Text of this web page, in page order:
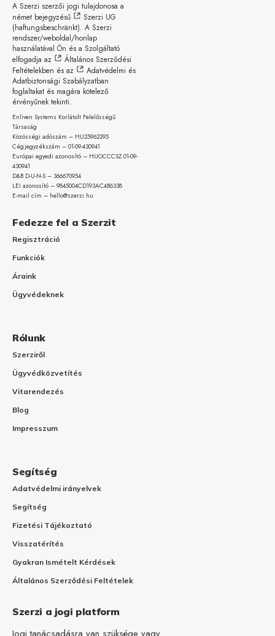
A Szerzi szerzői jogi tulajdonosa a
német bejegyzésű
Szerzi UG
(haftungsbeschränkt). A Szerzi
rendszer/weboldal/honlap
használatával Ön és a Szolgáltató
elfogadja az
Általános Szerződési
Feltételekben és az
Adatvédelmi és
Adatbiztonsági Szabályzatban
foglaltakat és magára kötelező
érvényűnek tekinti.
Enliven Systems Korlátolt Felelősségű
Társaság
Közösségi adószám – HU25962295
Cégjegyzékszám – 01-09-430941
Európai egyedi azonosító – HUOCCCSZ.01-09-
430941
D&B D-U-N-S – 366670954
LEI azonosító – 9845004CD193AC4B6338
E-mail cím – hello@szerzi.hu
Fedezze fel a Szerzit
Regisztráció
Funkciók
Áraink
Ügyvédeknek
Rólunk
Szerziről
Ügyvédközvetítés
Vitarendezés
Blog
Impresszum
Segítség
Adatvédelmi irányelvek
Segítség
Fizetési Tájékoztató
Visszatérítés
Gyakran Ismételt Kérdések
Általános Szerződési Feltételek
Szerzi a jogi platform